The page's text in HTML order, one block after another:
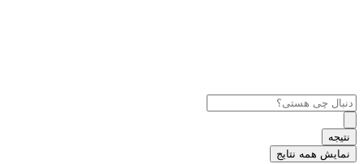
نتیجه
نمایش همه نتایج